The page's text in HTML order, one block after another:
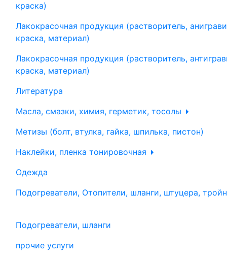
краска)
Лакокрасочная продукция (растворитель,
краска, материал)
Лакокрасочная продукция (растворитель,
краска, материал)
Литература
Масла, смазки, химия, герметик, тосолы
Метизы (болт, втулка, гайка, шпилька, пистон)
Наклейки, пленка тонировочная
Одежда
Подогреватели, Отопители, шланги, штуцера,
Подогреватели, шланги
прочие услуги